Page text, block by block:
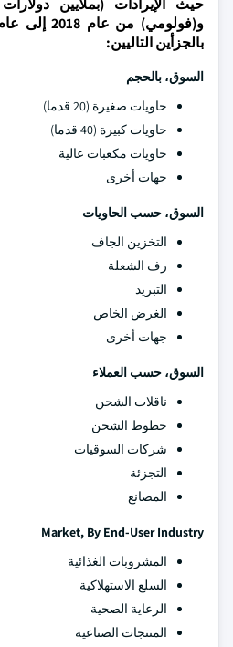
حيث الإيرادات (بملايين
بالجزأين التاليين:
السوق، بالحجم
حاويات صغيرة (20 قدما)
حاويات كبيرة (40 قدما)
حاويات مكعبات عالية
جهات أخرى
السوق، حسب الحاويات
التخزين الجاف
رف الشعلة
التبريد
الغرض الخاص
جهات أخرى
السوق، حسب العملاء
ناقلات الشحن
خطوط الشحن
شركات السوقيات
التجزئة
المصانع
Market, By End-User Industry
المشروبات الغذائية
السلع الاستهلاكية
الرعاية الصحية
المنتجات الصناعية